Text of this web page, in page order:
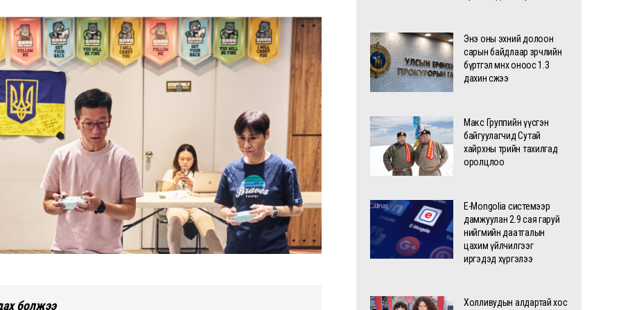
болжээ
Энэ оны эхний долоон
сарын байдлаар зөрчлийн
бүртгэл өмнөх оноос 1.3
дахин өсжээ
Макс Группийн үүсгэн
байгуулагчид Сутай
хайрхны төрийн тахилгад
оролцлоо
E-Mongolia системээр
дамжуулан 2.9 сая гаруй
нийгмийн даатгалын
цахим үйлчилгээг
иргэдэд хүргэлээ
Холливудын алдартай хос